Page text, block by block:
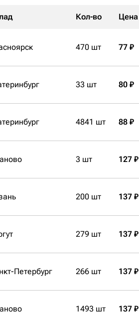
Кол-во Цена
470 шт 77 ₽
33 шт 80 ₽
4841 шт 88 ₽
3 шт 127 ₽
200 шт 137 ₽
279 шт 137 ₽
Петербург 266 шт 137 ₽
1493 шт 137 ₽